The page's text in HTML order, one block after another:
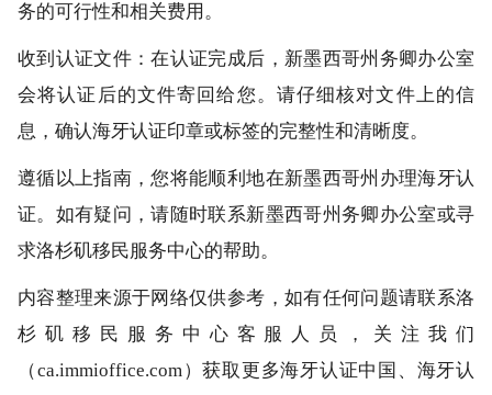
务的可行性和相关费用。
收到认证文件：在认证完成后，新墨西哥州务卿办公室
会将认证后的文件寄回给您。请仔细核对文件上的信
息，确认海牙认证印章或标签的完整性和清晰度。
遵循以上指南，您将能顺利地在新墨西哥州办理海牙认
证。如有疑问，请随时联系新墨西哥州务卿办公室或寻
求洛杉矶移民服务中心的帮助。
内容整理来源于网络仅供参考，如有任何问题请联系洛
杉矶移民服务中心客服人员，关注我们
（ca.immioffice.com）获取更多海牙认证中国、海牙认